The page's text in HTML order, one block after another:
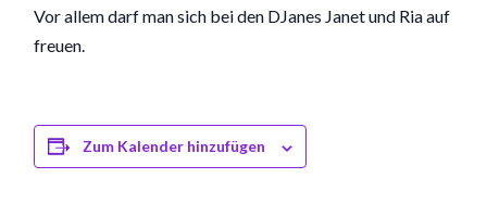
Vor allem darf man sich bei den DJanes Janet und Ria auf die
freuen.
Zum Kalender hinzufügen